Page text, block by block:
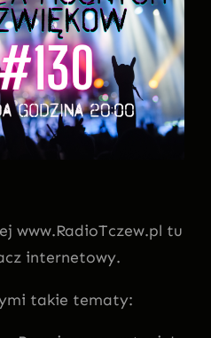
www.RadioTczew.pl tu
internetowy.
takie tematy: